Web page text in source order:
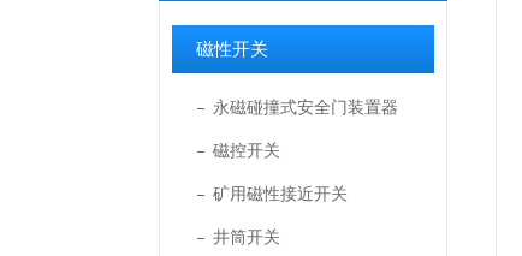
磁性开关
永磁碰撞式安全门装置器
磁控开关
矿用磁性接近开关
井筒开关